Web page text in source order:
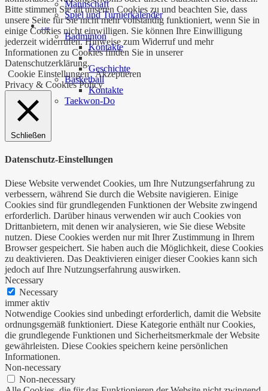
Mannschaft
Spiel und Turnierkalender
…
Badminton
Kontakte
Geschichte
Basketball
Kontakte
Taekwon-Do
Bitte stimmen Sie all unseren Cookies zu und beachten Sie, dass
unsere Seite für Sie nicht mehr vollständig funktioniert, wenn Sie in
einige Cookies nicht einwilligen. Sie können Ihre Einwilligung
jederzeit widerrufen. Hinweise zum Widerruf und mehr
Informationen zu Cookies finden Sie in unserer
Datenschutzerklärung.
Cookie Einstellungen Akzeptieren
Privacy & Cookies Policy
Schließen
Datenschutz-Einstellungen
Diese Website verwendet Cookies, um Ihre Nutzungserfahrung zu
verbessern, während Sie durch die Website navigieren. Einige
Cookies sind für grundlegenden Funktionen der Website zwingend
erforderlich. Darüber hinaus verwenden wir auch Cookies von
Drittanbietern, mit denen wir analysieren, wie Sie diese Website
nutzen. Diese Cookies werden nur mit Ihrer Zustimmung in Ihrem
Browser gespeichert. Sie haben auch die Möglichkeit, diese Cookies
zu deaktivieren. Das Deaktivieren einiger dieser Cookies kann sich
jedoch auf Ihre Nutzungserfahrung auswirken.
Necessary
Necessary
immer aktiv
Notwendige Cookies sind unbedingt erforderlich, damit die Website
ordnungsgemäß funktioniert. Diese Kategorie enthält nur Cookies,
die grundlegende Funktionen und Sicherheitsmerkmale der Website
gewährleisten. Diese Cookies speichern keine persönlichen
Informationen.
Non-necessary
Non-necessary